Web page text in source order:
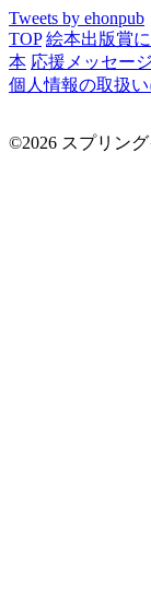
Tweets by ehonpub
TOP 絵本出版賞
本 応援メッセージ
個人情報の取扱
©2026 スプリン